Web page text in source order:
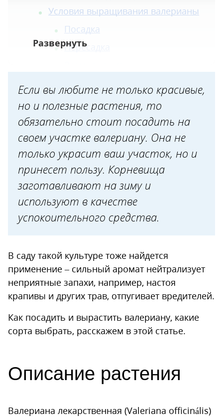
Условия выращивания валерианы
Посадка
Пересадка
Уход за валерианой
Борьба с болезнями и
вредителями
Вредители
Сбор, заготовка и хранение
Если вы любите не только красивые,
но и полезные растения, то
обязательно стоит посадить на
своем участке валериану. Она не
только украсит ваш участок, но и
принесет пользу. Корневища
заготавливают на зиму и
используют в качестве
успокоительного средства.
В саду такой культуре тоже найдется
применение – сильный аромат нейтрализует
неприятные запахи, например, настоя
крапивы и других трав, отпугивает вредителей.
Как посадить и вырастить валериану, какие
сорта выбрать, расскажем в этой статье.
Описание растения
Валериана лекарственная (Valeriana officinális)